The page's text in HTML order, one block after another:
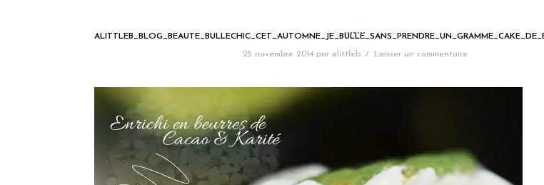
25 novembre 2014 par alittleb / Laisser un commentaire